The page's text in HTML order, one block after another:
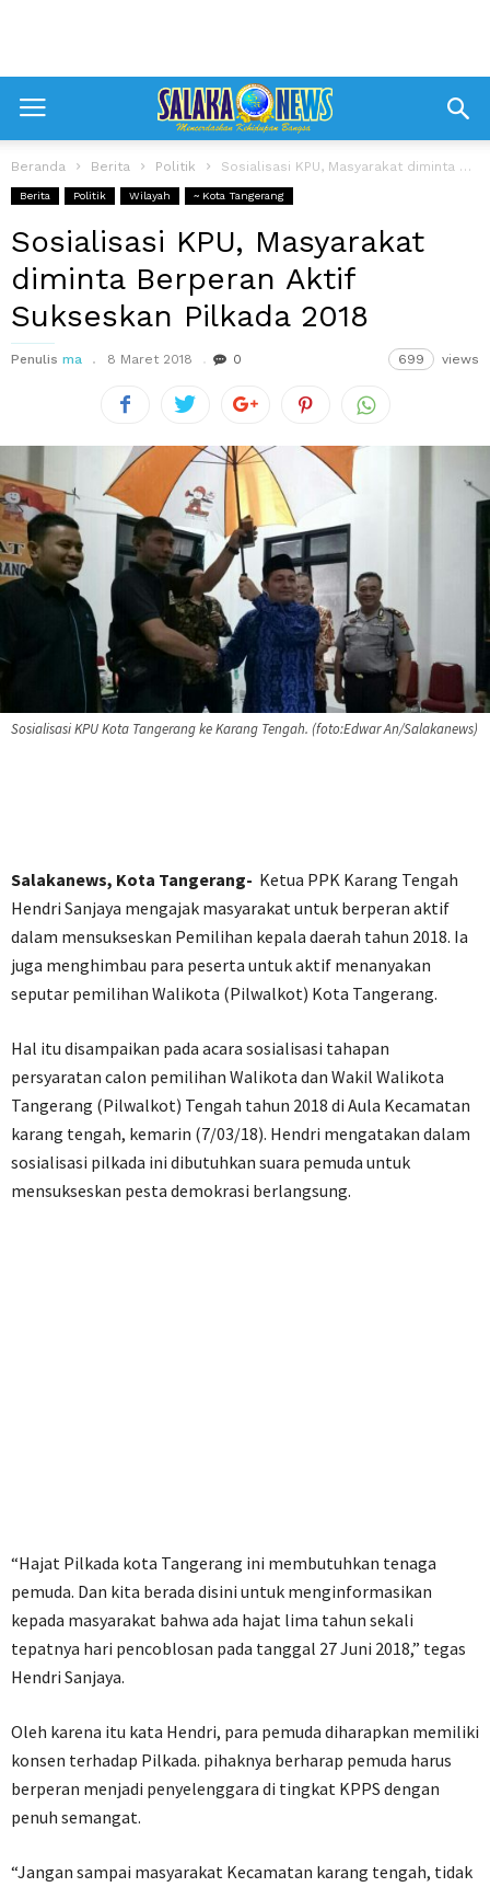
Beranda Berita Politik Sosialisasi KPU, Masyarakat diminta Berperan Aktif Sukseskan Pilkada 2018
Berita Politik Wilayah ~ Kota Tangerang
Sosialisasi KPU, Masyarakat
diminta Berperan Aktif
Sukseskan Pilkada 2018
Penulis ma 8 Maret 2018 0 699 views
Sosialisasi KPU Kota Tangerang ke Karang Tengah. (foto:Edwar An/Salakanews)
Salakanews, Kota Tangerang- Ketua PPK Karang Tengah
Hendri Sanjaya mengajak masyarakat untuk berperan aktif
dalam mensukseskan Pemilihan kepala daerah tahun 2018. Ia
juga menghimbau para peserta untuk aktif menanyakan
seputar pemilihan Walikota (Pilwalkot) Kota Tangerang.
Hal itu disampaikan pada acara sosialisasi tahapan
persyaratan calon pemilihan Walikota dan Wakil Walikota
Tangerang (Pilwalkot) Tengah tahun 2018 di Aula Kecamatan
karang tengah, kemarin (7/03/18). Hendri mengatakan dalam
sosialisasi pilkada ini dibutuhkan suara pemuda untuk
mensukseskan pesta demokrasi berlangsung.
“Hajat Pilkada kota Tangerang ini membutuhkan tenaga
pemuda. Dan kita berada disini untuk menginformasikan
kepada masyarakat bahwa ada hajat lima tahun sekali
tepatnya hari pencoblosan pada tanggal 27 Juni 2018,” tegas
Hendri Sanjaya.
Oleh karena itu kata Hendri, para pemuda diharapkan memiliki
konsen terhadap Pilkada. pihaknya berharap pemuda harus
berperan menjadi penyelenggara di tingkat KPPS dengan
penuh semangat.
“Jangan sampai masyarakat Kecamatan karang tengah, tidak